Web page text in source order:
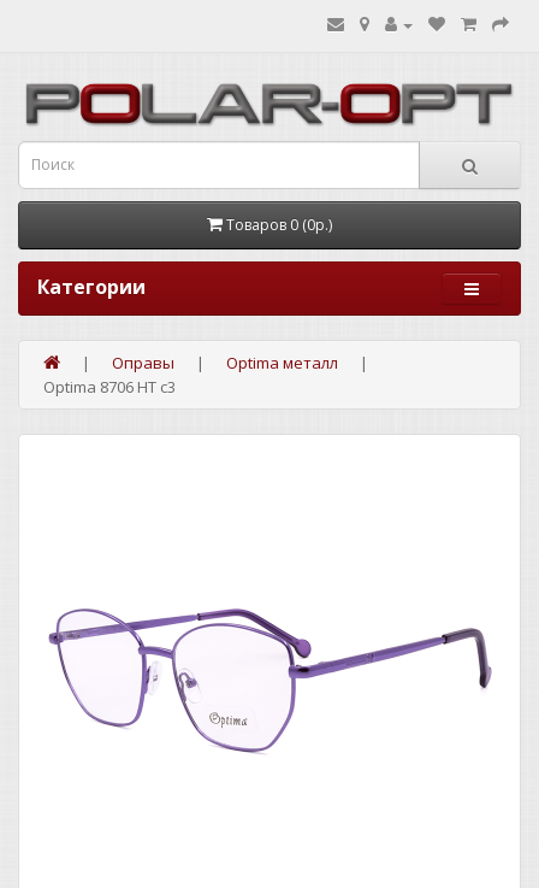
Товаров 0 (0р.)
Категории
Оправы
Optima металл
Optima 8706 HT c3